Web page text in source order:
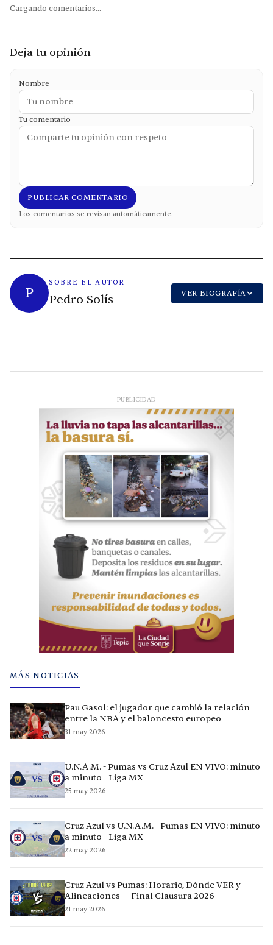
Cargando comentarios...
Deja tu opinión
Nombre
Tu comentario
PUBLICAR COMENTARIO
Los comentarios se revisan automáticamente.
P
SOBRE EL AUTOR
Pedro Solís VER BIOGRAFÍA
PUBLICIDAD
MÁS NOTICIAS
Pau Gasol: el jugador que cambió la relación
entre la NBA y el baloncesto europeo
31 may 2026
U.N.A.M. - Pumas vs Cruz Azul EN VIVO: minuto
a minuto | Liga MX
25 may 2026
Cruz Azul vs U.N.A.M. - Pumas EN VIVO: minuto
a minuto | Liga MX
22 may 2026
Cruz Azul vs Pumas: Horario, Dónde VER y
Alineaciones — Final Clausura 2026
21 may 2026